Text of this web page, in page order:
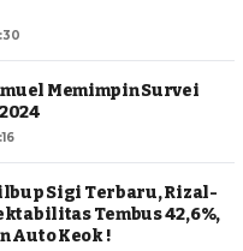
Memimpin Survei
Sigi Terbaru, Rizal-
Tembus 42,6%,
Auto Keok !